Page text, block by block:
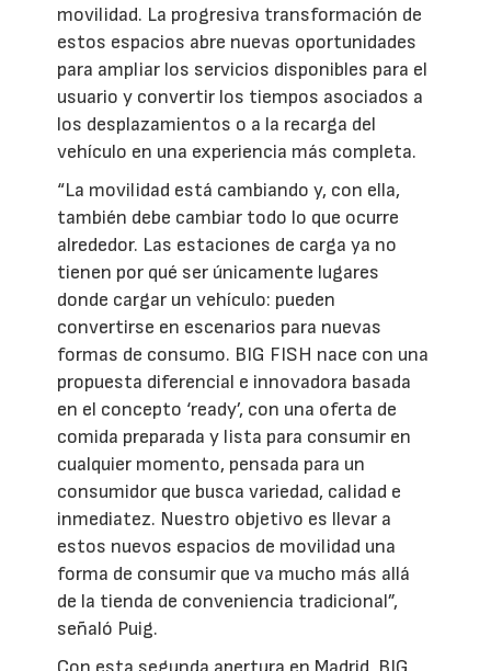
movilidad. La progresiva transformación de
estos espacios abre nuevas oportunidades
para ampliar los servicios disponibles para el
usuario y convertir los tiempos asociados a
los desplazamientos o a la recarga del
vehículo en una experiencia más completa.
“La movilidad está cambiando y, con ella,
también debe cambiar todo lo que ocurre
alrededor. Las estaciones de carga ya no
tienen por qué ser únicamente lugares
donde cargar un vehículo: pueden
convertirse en escenarios para nuevas
formas de consumo. BIG FISH nace con una
propuesta diferencial e innovadora basada
en el concepto ‘ready’, con una oferta de
comida preparada y lista para consumir en
cualquier momento, pensada para un
consumidor que busca variedad, calidad e
inmediatez. Nuestro objetivo es llevar a
estos nuevos espacios de movilidad una
forma de consumir que va mucho más allá
de la tienda de conveniencia tradicional”,
señaló Puig.